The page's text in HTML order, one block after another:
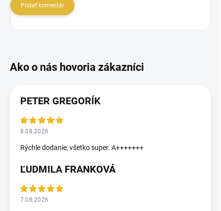
Pridať komentár
PETER GREGORÍK
8.08.2026
Rýchle dodanie, všetko super. A+++++++
ĽUDMILA FRANKOVÁ
7.08.2026